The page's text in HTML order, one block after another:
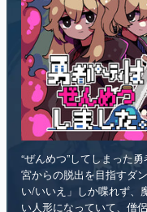
電ファミニコゲーマーと
運営：株式会社マレ
“ぜんめつ”してしまった
宮からの脱出を目指すダ
い/いいえ」しか喋れず
い人形になっていて、僧
選ぶのは、あなたです。
インディー RPG